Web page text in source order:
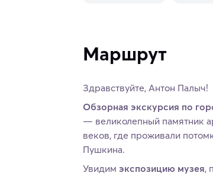
Маршрут
Здравствуйте, Антон Палыч!
Обзорная экскурсия по
— великолепный памятник
веков, где проживали
Пушкина.
Увидим экспозицию музея,